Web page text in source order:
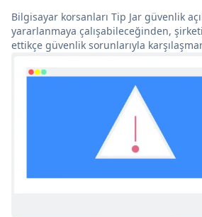
Bilgisayar korsanları Tip Jar güvenlik
yararlanmaya çalışabileceğinden,
ettikçe güvenlik sorunlarıyla